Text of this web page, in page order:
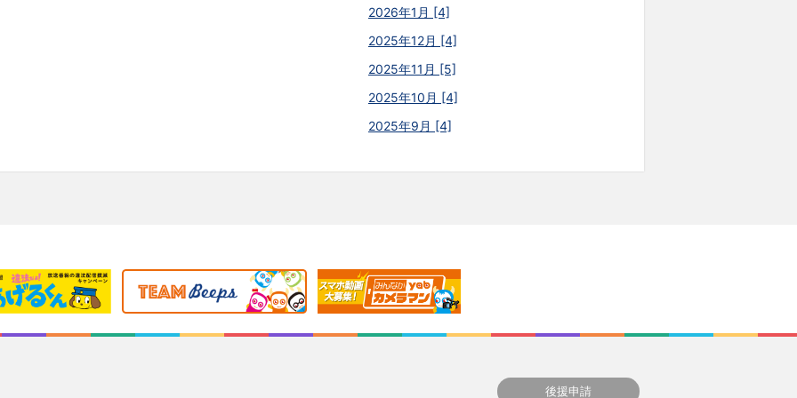
2026年1月 [4]
2025年12月 [4]
2025年11月 [5]
2025年10月 [4]
2025年9月 [4]
後援申請